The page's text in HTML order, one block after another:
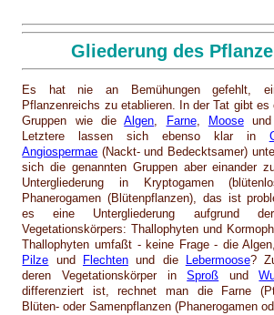
Gliederung des
Es hat nie an Bemühungen gefehlt,
Pflanzenreichs zu etablieren. In der Tat gibt
Gruppen wie dieAlgen, Farne, Mooseund
Letztere lassen sich ebenso klar in
Angiospermae (Nackt- und Bedecktsamer)
sich die genannten Gruppen aber einander
Untergliederung in Kryptogamen
Phanerogamen (Blütenpflanzen), das ist
es eine Untergliederung aufgrund
Vegetationskörpers: Thallophyten und
Thallophyten umfaßt - keine Frage - die
Pilze und Flechtenund die Lebermoose?
deren Vegetationskörper inSproß und
differenziert ist, rechnet man die Farne
Blüten- oder Samenpflanzen (Phanerogamen